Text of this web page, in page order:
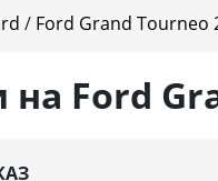
/ Ford Grand Tourneo
Ford